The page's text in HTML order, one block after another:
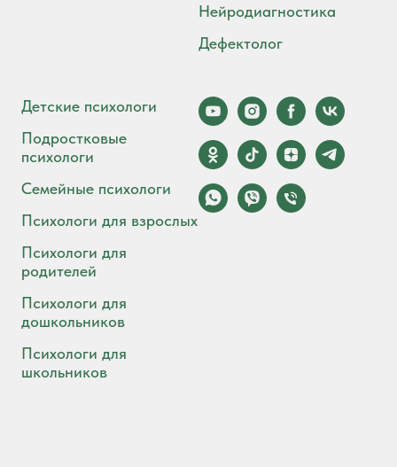
Нейродиагностика
Дефектолог
Детские психологи
Подростковые
психологи
Семейные психологи
Психологи для взрослых
Психологи для
родителей
Психологи для
дошкольников
Психологи для
школьников